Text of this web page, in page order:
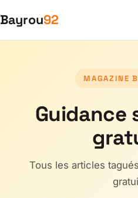
Bayrou92
MAGAZINE
Guidance
Tous les articles